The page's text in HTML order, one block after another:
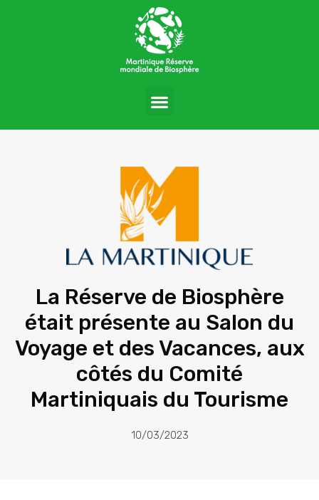
La Réserve de Biosphère
était présente au Salon du
Voyage et des Vacances, aux
côtés du Comité
Martiniquais du Tourisme
10/03/2023